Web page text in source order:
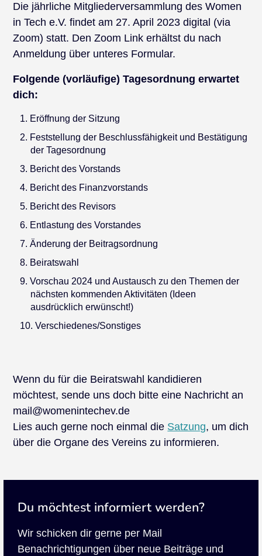
Die jährliche Mitgliederversammlung des Women
in Tech e.V. findet am 27. April 2023 digital (via
Zoom) statt. Den Zoom Link erhältst du nach
Anmeldung über unteres Formular.
Folgende (vorläufige) Tagesordnung erwartet
dich:
Eröffnung der Sitzung
Feststellung der Beschlussfähigkeit und Bestätigung
der Tagesordnung
Bericht des Vorstands
Bericht des Finanzvorstands
Bericht des Revisors
Entlastung des Vorstandes
Änderung der Beitragsordnung
Beiratswahl
Vorschau 2024 und Austausch zu den Themen der
nächsten kommenden Aktivitäten (Ideen
ausdrücklich erwünscht!)
Verschiedenes/Sonstiges
Wenn du für die Beiratswahl kandidieren
möchtest, sende uns doch bitte eine Nachricht an
mail@womenintechev.de
Lies auch gerne noch einmal die Satzung, um dich
über die Organe des Vereins zu informieren.
Du möchtest informiert werden?
Wir schicken dir gerne per Mail
Benachrichtigungen über neue Beiträge und